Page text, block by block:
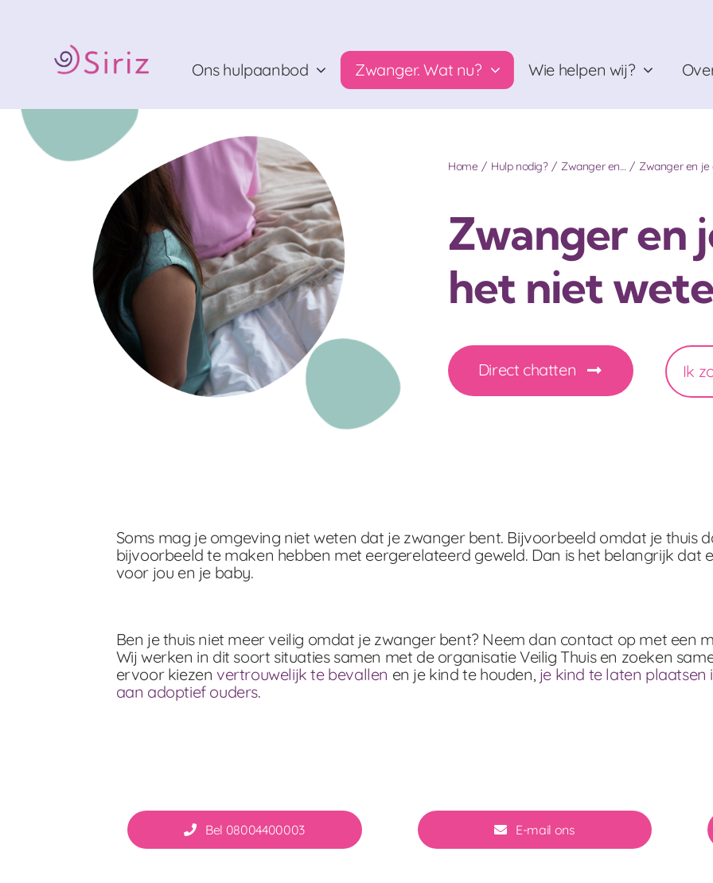
Ons hulpaanbod
Zwanger. Wat nu? Wie helpen wij?
Home Hulp nodig? Zwanger en… Zwanger en
Zwanger en
het niet
Direct chatten Ik
Soms mag je omgeving niet weten dat je zwanger bent. Bijvoorbeeld omdat je thuis
bijvoorbeeld te maken hebben met eergerelateerd geweld. Dan is het belangrijk dat
voor jou en je baby.
Ben je thuis niet meer veilig omdat je zwanger bent? Neem dan contact op met een
Wij werken in dit soort situaties samen met de organisatie Veilig Thuis en zoeken
ervoor kiezen vertrouwelijk te bevallen en je kind te houden, je kind te laten plaatsen
aan adoptief ouders.
Bel 08004400003 E-mail ons